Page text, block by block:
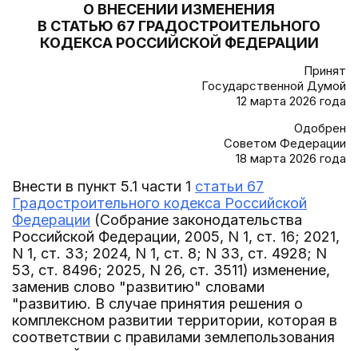
О ВНЕСЕНИИ ИЗМЕНЕНИЯ
В СТАТЬЮ 67 ГРАДОСТРОИТЕЛЬНОГО
КОДЕКСА РОССИЙСКОЙ ФЕДЕРАЦИИ
Принят
Государственной Думой
12 марта 2026 года
Одобрен
Советом Федерации
18 марта 2026 года
Внести в пункт 5.1 части 1 статьи 67
Градостроительного кодекса Российской
Федерации (Собрание законодательства
Российской Федерации, 2005, N 1, ст. 16; 2021,
N 1, ст. 33; 2024, N 1, ст. 8; N 33, ст. 4928; N
53, ст. 8496; 2025, N 26, ст. 3511) изменение,
заменив слово "развитию" словами
"развитию. В случае принятия решения о
комплексном развитии территории, которая в
соответствии с правилами землепользования